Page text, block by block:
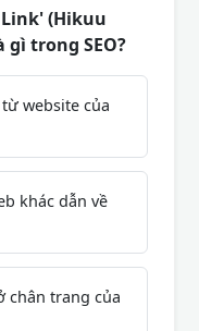
(Hikuu
trong SEO?
website của
khác dẫn về
chân trang của